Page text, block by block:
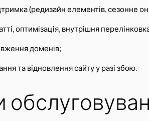
(редизайн елементів, сезонне
оптимізація, внутрішня
доменів;
та відновлення сайту у разі збою.